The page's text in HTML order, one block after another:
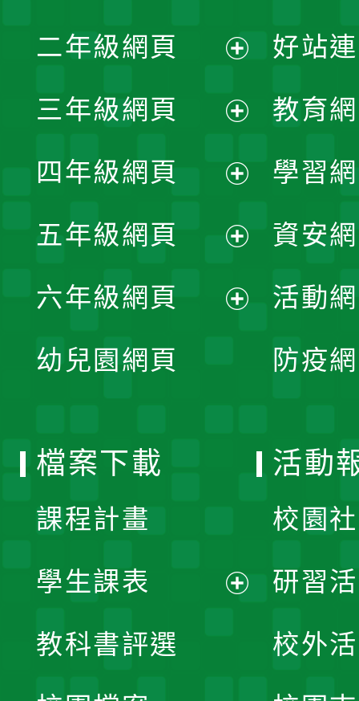
開
選
單
二年級網頁
開
選
單
三年級網頁
開
選
單
四年級網頁
開
選
五年級網頁
開
六年級網頁
幼兒園網頁
好站
教育
學習
資安
活動
防疫
檔案下載
課程計畫
學生課表
教科書評選
活動
校園
研習
校外